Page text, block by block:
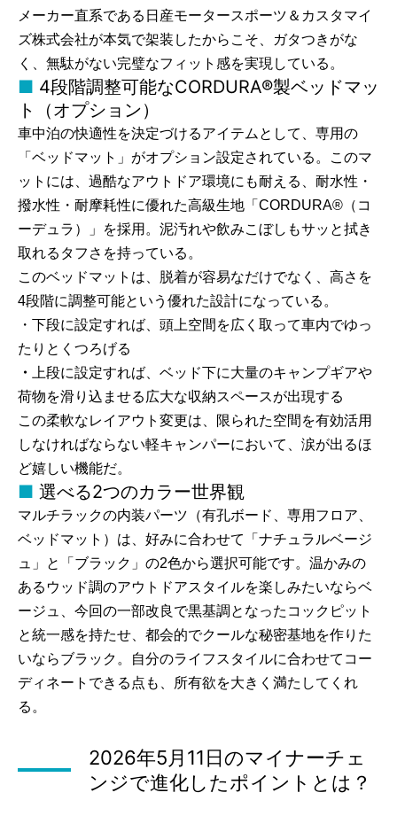
メーカー直系である日産モータースポーツ＆カスタマイ
ズ株式会社が本気で架装したからこそ、ガタつきがな
く、無駄がない完璧なフィット感を実現している。
4段階調整可能なCORDURA®製ベッドマッ
ト（オプション）
車中泊の快適性を決定づけるアイテムとして、専用の
「ベッドマット」がオプション設定されている。このマ
ットには、過酷なアウトドア環境にも耐える、耐水性・
撥水性・耐摩耗性に優れた高級生地「CORDURA®（コ
ーデュラ）」を採用。泥汚れや飲みこぼしもサッと拭き
取れるタフさを持っている。
このベッドマットは、脱着が容易なだけでなく、高さを
4段階に調整可能という優れた設計になっている。
・下段に設定すれば、頭上空間を広く取って車内でゆっ
たりとくつろげる
・
上段に設定すれば、ベッド下に大量のキャンプギアや
荷物を滑り込ませる広大な収納スペースが出現する
この柔軟なレイアウト変更は、限られた空間を有効活用
しなければならない軽キャンパーにおいて、涙が出るほ
ど嬉しい機能だ。
選べる2つのカラー世界観
マルチラックの内装パーツ（有孔ボード、専用フロア、
ベッドマット）は、好みに合わせて「ナチュラルベージ
ュ」と「ブラック」の2色から選択可能です。温かみの
あるウッド調のアウトドアスタイルを楽しみたいならベ
ージュ、今回の一部改良で黒基調となったコックピット
と統一感を持たせ、都会的でクールな秘密基地を作りた
いならブラック。自分のライフスタイルに合わせてコー
ディネートできる点も、所有欲を大きく満たしてくれ
る。
2026年5月11日のマイナーチェ
ンジで進化したポイントとは？